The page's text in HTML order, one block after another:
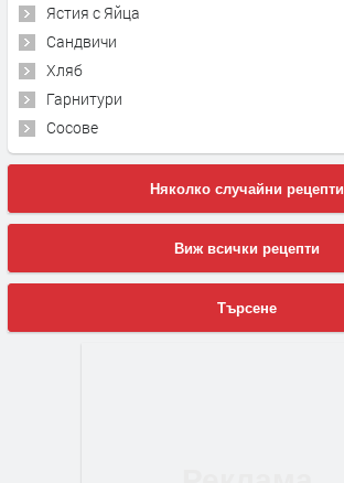
Ястия с Яйца
Сандвичи
Хляб
Гарнитури
Сосове
Няколко случайни рецепти
Виж всички рецепти
Търсене